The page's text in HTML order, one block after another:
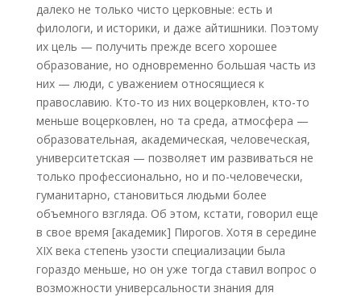
далеко не только чисто церковные: есть и
филологи, и историки, и даже айтишники. Поэтому
их цель — получить прежде всего хорошее
образование, но одновременно большая часть из
них — люди, с уважением относящиеся к
православию. Кто-то из них воцерковлен, кто-то
меньше воцерковлен, но та среда, атмосфера —
образовательная, академическая, человеческая,
университетская — позволяет им развиваться не
только профессионально, но и по-человечески,
гуманитарно, становиться людьми более
объемного взгляда. Об этом, кстати, говорил еще
в свое время [академик] Пирогов. Хотя в середине
XIX века степень узости специализации была
гораздо меньше, но он уже тогда ставил вопрос о
возможности универсальности знания для